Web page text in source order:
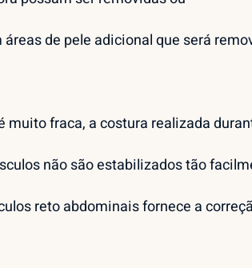
de pele adicional que será
fraca, a costura realizada
não são estabilizados tão
reto abdominais fornece a